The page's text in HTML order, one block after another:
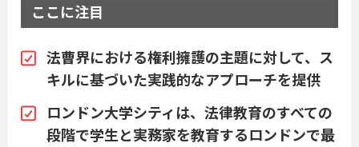
ここに注目
法曹界における権利擁護の主題に対して、ス
キルに基づいた実践的なアプローチを提供
ロンドン大学シティは、法律教育のすべての
段階で学生と実務家を教育するロンドンで最